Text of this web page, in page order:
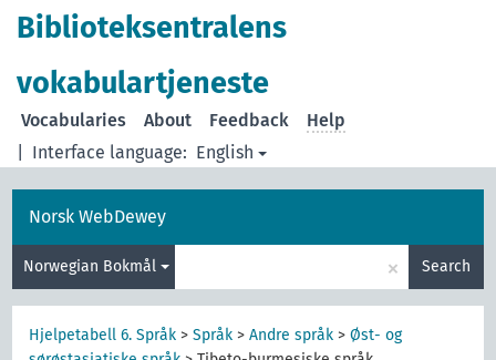
Biblioteksentralens
vokabulartjeneste
Interface language: English
Vocabularies About Feedback Help
Norsk WebDewey
Norwegian Bokmål × Search
Hjelpetabell 6. Språk >Språk >Andre språk >Øst- og